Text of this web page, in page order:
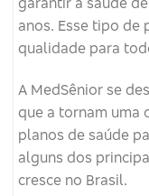
anos. Esse tipo de
qualidade para
A MedSênior se
que a tornam uma
planos de saúde
alguns dos
cresce no Brasil.